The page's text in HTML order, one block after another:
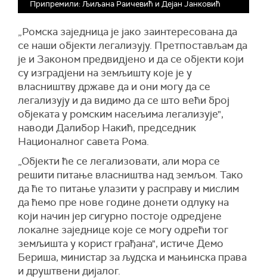
Припремили: Љиљана Раичевић и Дејан Јанковић
„Ромска заједница је јако заинтересована да
се наши објекти легализују. Претпостављам да
је и Законом предвидјено и да се објекти који
су изградјени на земљишту које је у
власништву државе да и они могу да се
легализују и да видимо да се што већи број
објеката у ромским насељима легализује",
наводи Далибор Накић, председник
Националног савета Рома.
„Објекти ће се легализовати, али мора се
решити питање власништва над земљом. Тако
да ће то питање улазити у расправу и мислим
да ћемо пре нове године донети одлуку на
који начин јер сигурно постоје одредјене
локалне заједнице које се могу одрећи тог
земљишта у корист грађана", истиче Демо
Бериша, министар за људска и мањинска права
и друштвени дијалог.